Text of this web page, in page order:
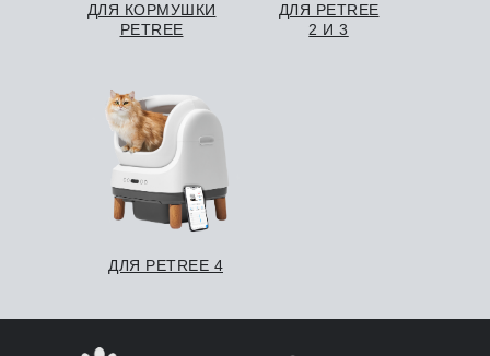
ДЛЯ PETREE 4
ДЛЯ PETREE
2 И 3
ДЛЯ КОРМУШКИ
PETREE